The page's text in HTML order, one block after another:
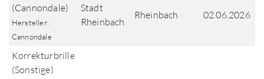
(Cannondale)
Hersteller:
Cannondale
Stadt
Rheinbach
Rheinbach 02.06.2026
Korrekturbrille
(Sonstige)